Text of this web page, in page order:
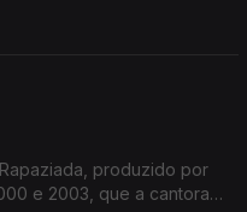
produzido por
e 2003, que a cantora